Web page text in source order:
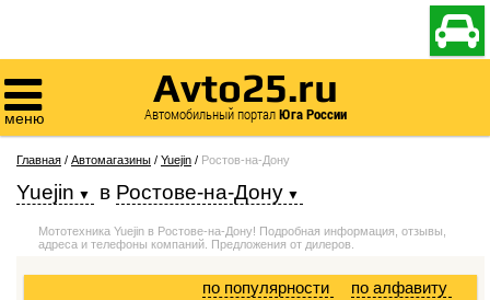


меню
Avto25.ru
Автомобильный порталЮга России
Главная / Автомагазины / Yuejin / Ростов-на-Дону
Yuejin в Ростове-на-Дону
Мототехника Yuejin в Ростове-на-Дону! Подробная информация, отзывы,
адреса и телефоны компаний. Предложения от дилеров.
по алфавиту
по популярности